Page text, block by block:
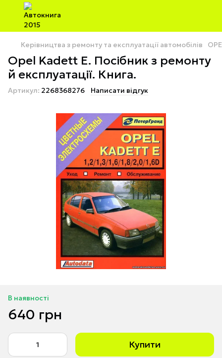
Керівництва з ремонту та експлуатації автомобілів
Opel Kadett E. Посібник з ремонту
й експлуатації. Книга.
Артикул: 2268368276 Написати відгук
В наявності
640 грн
Купити